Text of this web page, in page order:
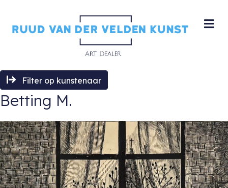
Filter op kunstenaar
Betting M.